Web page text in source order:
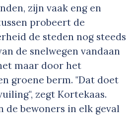
zijn vaak eng en
probeert de
de steden nog steeds
de snelwegen vandaan
maar door het
groene berm. "Dat doet
zegt Kortekaas.
de bewoners in elk geval